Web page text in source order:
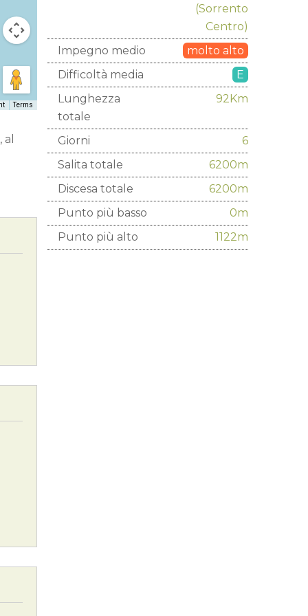
Terms
(Sorrento
Centro)
Impegno medio
molto alto
Difficoltà media
E
Lunghezza
totale
92Km
Giorni
6
Salita totale
6200m
Discesa totale
6200m
Punto più basso
0m
Punto più alto
1122m